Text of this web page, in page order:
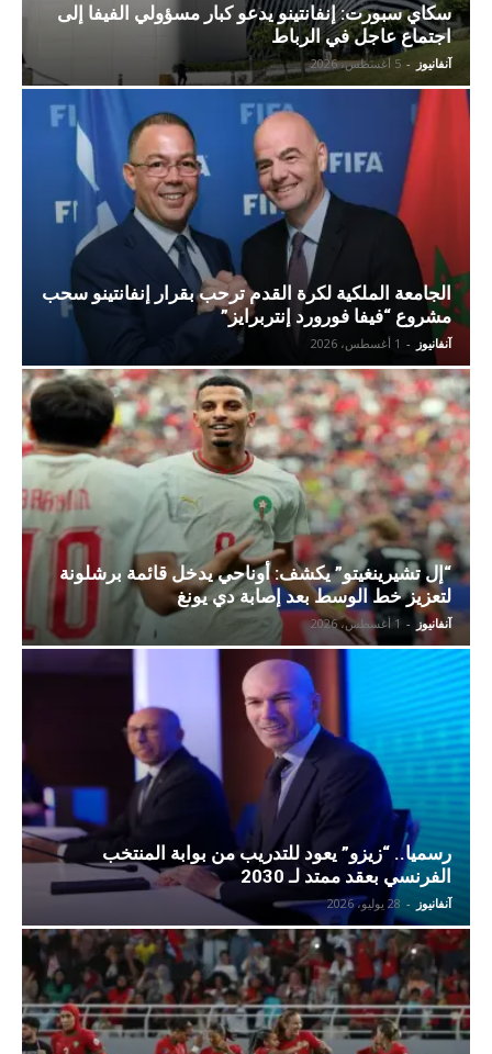
سكاي سبورت: إنفانتينو يدعو كبار مسؤولي الفيفا إلى
اجتماع عاجل في الرباط
آنفانيوز - 5 أغسطس، 2026
الجامعة الملكية لكرة القدم ترحب بقرار إنفانتينو سحب
مشروع “فيفا فورورد إنتربرايز”
آنفانيوز - 1 أغسطس، 2026
“إل تشيرينغيتو” يكشف: أوناحي يدخل قائمة برشلونة
لتعزيز خط الوسط بعد إصابة دي يونغ
آنفانيوز - 1 أغسطس، 2026
رسميا.. “زيزو” يعود للتدريب من بوابة المنتخب
الفرنسي بعقد ممتد لـ 2030
آنفانيوز - 28 يوليو، 2026